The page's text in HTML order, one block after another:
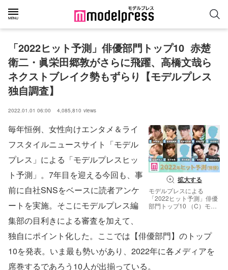
「2022ヒット予測」俳優部門トップ10  赤楚
衛二・眞栄田郷敦がさらに飛躍、高橋文哉ら
ネクストブレイク勢もずらり【モデルプレス
独自調査】
2022.01.01 06:00 4,085,810 views
拡大する
モデルプレスによる
「2022ヒット予測」俳優
部門トップ10 （C）モデ
毎年恒例、女性向けエンタメ＆ライ
フスタイルニュースサイト「モデル
プレス」による「モデルプレスヒッ
ト予測」。7年目を迎える今回も、事
前に自社SNSをベースに読者アンケ
ートを実施。そこにモデルプレス編
集部の目利きによる審査を加えて、
独自にポイント化した。ここでは【俳優部門】のトップ
10を発表。いま最も勢いがあり、2022年に各メディアを
席巻するであろう10人が出揃っている。